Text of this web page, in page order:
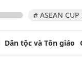
# ASEAN
Dân tộc và Tôn giáo